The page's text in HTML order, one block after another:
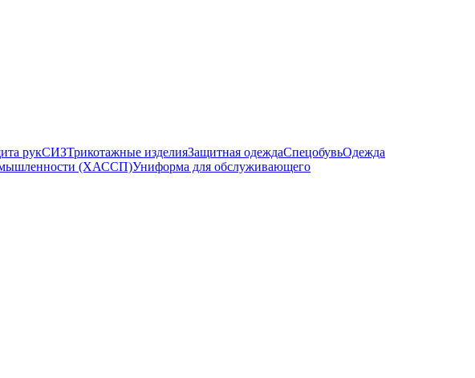
рукСИЗТрикотажные изделияЗащитная одеждаСпецобувьОдежда
(ХАССП)Униформа для обслуживающего